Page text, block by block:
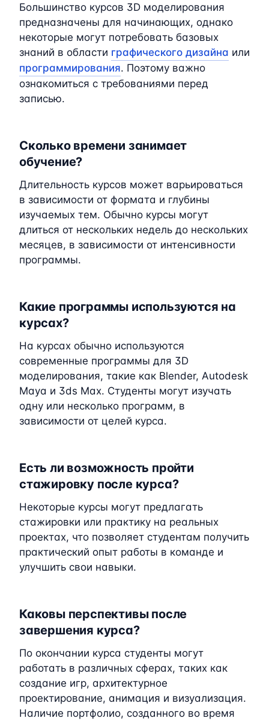
Большинство курсов 3D моделирования
предназначены для начинающих, однако
некоторые могут потребовать базовых
знаний в области графического дизайна или
программирования. Поэтому важно
ознакомиться с требованиями перед
записью.
Сколько времени занимает
обучение?
Длительность курсов может варьироваться
в зависимости от формата и глубины
изучаемых тем. Обычно курсы могут
длиться от нескольких недель до нескольких
месяцев, в зависимости от интенсивности
программы.
Какие программы используются на
курсах?
На курсах обычно используются
современные программы для 3D
моделирования, такие как Blender, Autodesk
Maya и 3ds Max. Студенты могут изучать
одну или несколько программ, в
зависимости от целей курса.
Есть ли возможность пройти
стажировку после курса?
Некоторые курсы могут предлагать
стажировки или практику на реальных
проектах, что позволяет студентам получить
практический опыт работы в команде и
улучшить свои навыки.
Каковы перспективы после
завершения курса?
По окончании курса студенты могут
работать в различных сферах, таких как
создание игр, архитектурное
проектирование, анимация и визуализация.
Наличие портфолио, созданного во время